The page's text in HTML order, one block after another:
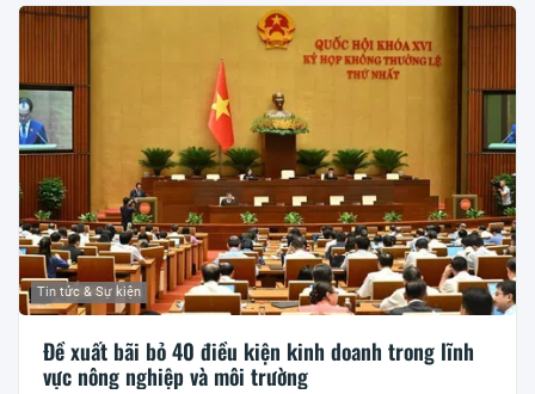
Tin tức & Sự kiện
Đề xuất bãi bỏ 40 điều kiện kinh doanh trong lĩnh
vực nông nghiệp và môi trường